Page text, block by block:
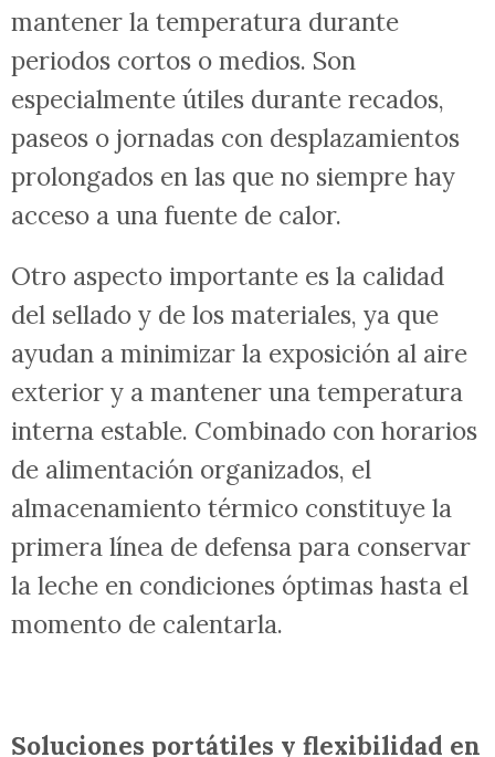
mantener la temperatura durante
periodos cortos o medios. Son
especialmente útiles durante recados,
paseos o jornadas con desplazamientos
prolongados en las que no siempre hay
acceso a una fuente de calor.
Otro aspecto importante es la calidad
del sellado y de los materiales, ya que
ayudan a minimizar la exposición al aire
exterior y a mantener una temperatura
interna estable. Combinado con horarios
de alimentación organizados, el
almacenamiento térmico constituye la
primera línea de defensa para conservar
la leche en condiciones óptimas hasta el
momento de calentarla.
Soluciones portátiles y flexibilidad en